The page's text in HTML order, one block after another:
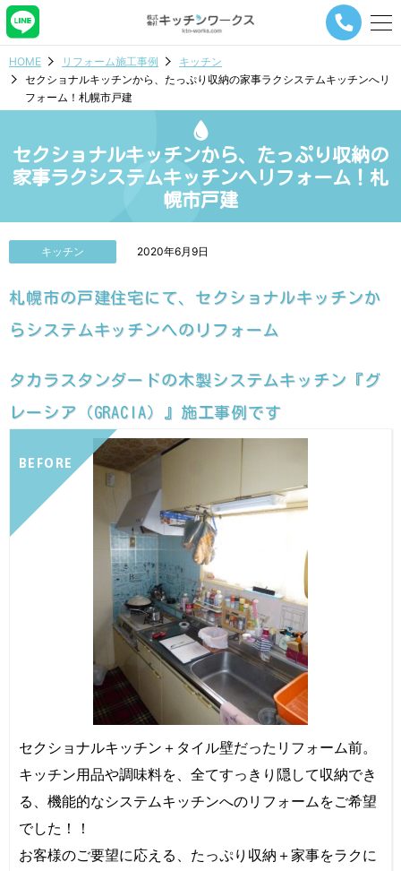
メ
ー
ビ
シ
ョ
ン
タ
HOME リフォーム施工事例
キッチン
セクショナルキッチンから、たっぷり収納の家事ラクシステムキッチンへリ
フォーム！札幌市戸建
セクショナルキッチンから、たっぷり収納の
家事ラクシステムキッチンへリフォーム！札
幌市戸建
キッチン 2020年6月9日
札幌市の戸建住宅にて、セクショナルキッチンか
らシステムキッチンへのリフォーム
タカラスタンダードの木製システムキッチン『グ
レーシア（GRACIA）』施工事例です
BEFORE
セクショナルキッチン＋タイル壁だったリフォーム前。
キッチン用品や調味料を、全てすっきり隠して収納でき
る、機能的なシステムキッチンへのリフォームをご希望
でした！！
お客様のご要望に応える、たっぷり収納＋家事をラクに